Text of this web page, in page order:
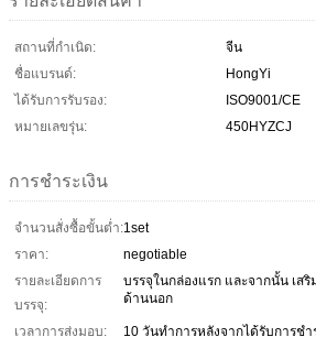
สถานที่กำเนิด:
จีน
ชื่อแบรนด์:
HongYi
ได้รับการรับรอง:
ISO9001/CE
หมายเลขรุ่น:
450HYZCJ
การชำระเงิน
จำนวนสั่งซื้อขั้นต่ำ:1set
ราคา:
negotiable
รายละเอียดการ
บรรจุ:
บรรจุในกล่องแรก และจากนั้น เส
ด้านนอก
เวลาการส่งมอบ:
10 วันทำการหลังจากได้รับการชำ